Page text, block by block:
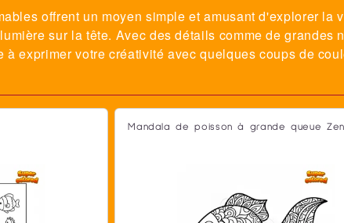
offrent un moyen simple et amusant d'explorer
sur la tête. Avec des détails comme de
exprimer votre créativité avec quelques coups de
Mandala de poisson à grande queue